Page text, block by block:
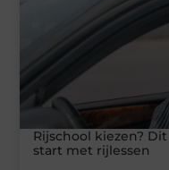
Rijschool kiezen?
start met rijlessen